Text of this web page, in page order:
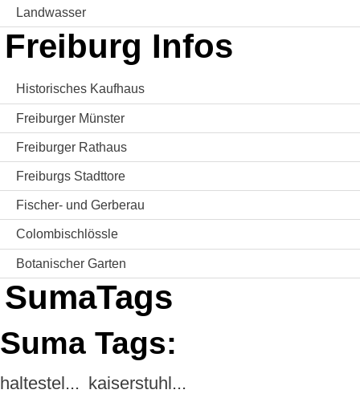
Landwasser
Freiburg Infos
Historisches Kaufhaus
Freiburger Münster
Freiburger Rathaus
Freiburgs Stadttore
Fischer- und Gerberau
Colombischlössle
Botanischer Garten
SumaTags
Suma Tags:
haltestel... kaiserstuhl...